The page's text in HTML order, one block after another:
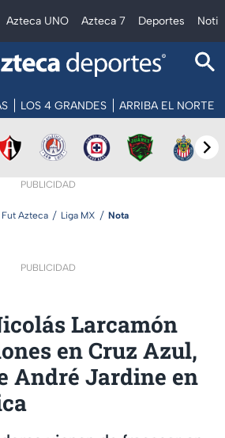
Azteca UNO Azteca 7 Deportes
LOS 4 GRANDES ARRIBA EL NORTE
PUBLICIDAD
Fut Azteca Liga MX Nota
PUBLICIDAD
Larcamón
en Cruz Azul,
André Jardine en